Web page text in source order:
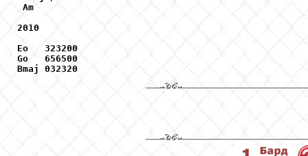
Am
2010
Eo
323200
Go
656500
Bmaj
032320